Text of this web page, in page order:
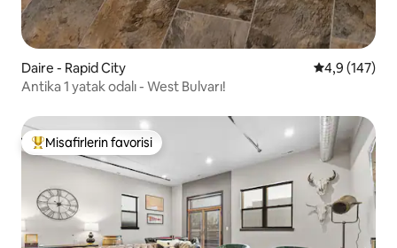
Daire - Rapid City 5 üzerinden
4,9 (147)
Antika 1 yatak odalı - West Bulvarı!
Misafirlerin favorilerinden en beğenilenler arasında
Misafirlerin favorisi